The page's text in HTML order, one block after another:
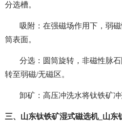
分选槽。
吸附：在强磁场作用下，弱
筒表面。
分选：圆筒旋转，非磁性脉
转至弱磁/无磁区。
卸矿：高压冲洗水将钛铁矿
三、山东钛铁矿湿式磁选机_山东